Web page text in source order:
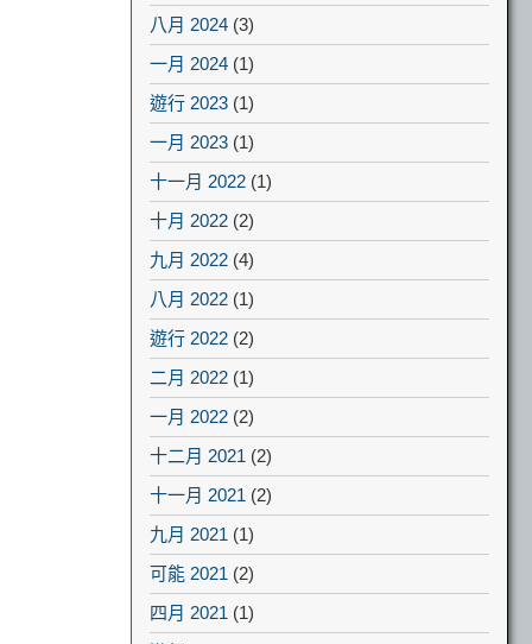
八月 2024 (3)
一月 2024 (1)
遊行 2023 (1)
一月 2023 (1)
十一月 2022 (1)
十月 2022 (2)
九月 2022 (4)
八月 2022 (1)
遊行 2022 (2)
二月 2022 (1)
一月 2022 (2)
十二月 2021 (2)
十一月 2021 (2)
九月 2021 (1)
可能 2021 (2)
四月 2021 (1)